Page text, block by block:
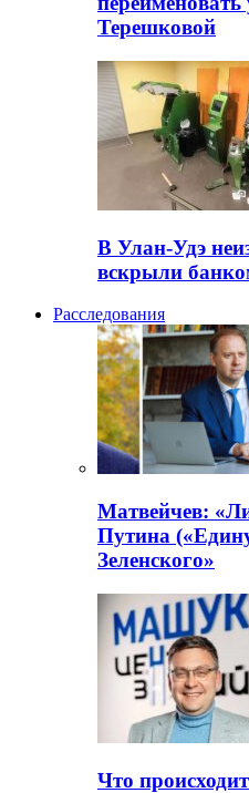
Терешковой
В Улан-Удэ
вскрыли
Расследования
Матвейчев:
Путина
Зеленского»
Что